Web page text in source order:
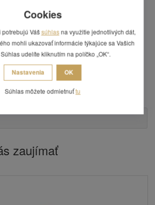
Drhanie, výroba dekorácií,
materiál,
a odolnosť,
proti hnilobe.
zaujímať
Cookies
potrebujú Vášsúhlas na využitie jednotlivých dát,
mohli ukazovať informácie týkajúce sa Vašich
udelíte kliknutím na políčko „OK“.
Nastavenia OK
Súhlas môžete odmietnuťtu